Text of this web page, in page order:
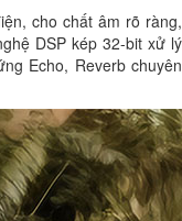
cho chất âm rõ ràng,
DSP kép 32-bit xử lý
Echo, Reverb chuyên